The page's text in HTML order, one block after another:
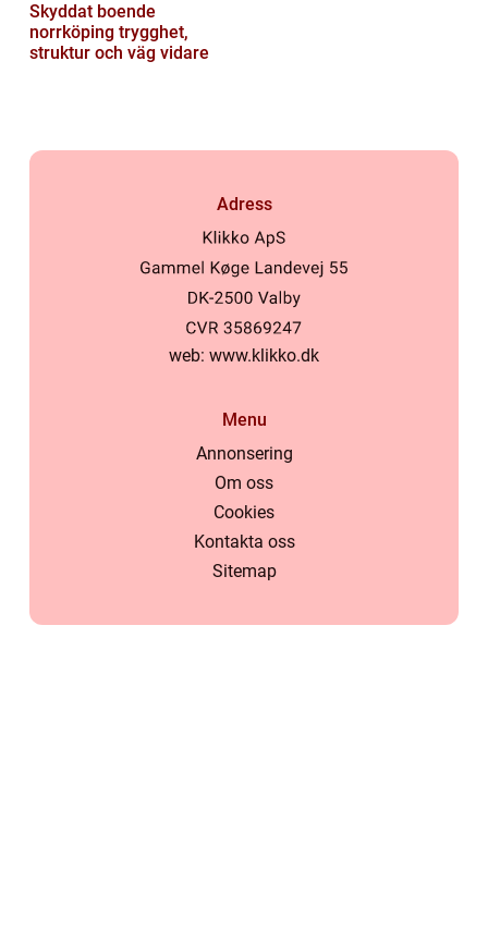
Skyddat boende
norrköping trygghet,
struktur och väg vidare
Adress
web: www.klikko.dk
Menu
Annonsering
Om oss
Cookies
Kontakta oss
Sitemap